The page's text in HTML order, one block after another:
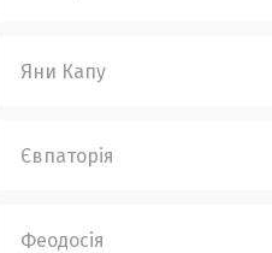
Яни Капу
Євпаторія
Феодосія